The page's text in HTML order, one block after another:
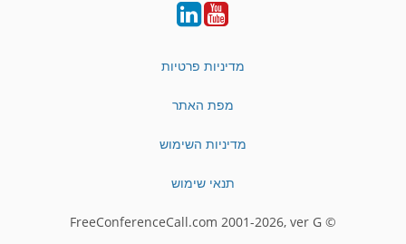
YouTube
LinkedIn
מדיניות פרטיות
מפת האתר
מדיניות השימוש
תנאי שימוש
© FreeConferenceCall.com 2001-2026, ver G